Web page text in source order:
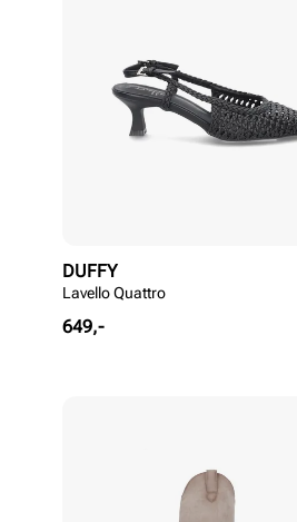
DUFFY
Lavello Quattro
Pris
649,-